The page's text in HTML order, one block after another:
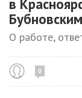
в
Бубновским
О работе,
0